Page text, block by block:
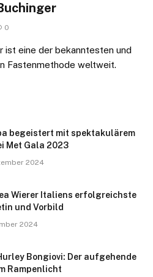
0
ist eine der bekanntesten und
Fastenmethode weltweit.
begeistert mit spektakulärem
Met Gala 2023
2024
Wierer Italiens erfolgreichste
und Vorbild
2024
Bongiovi: Der aufgehende
Rampenlicht